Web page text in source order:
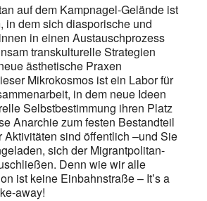
auf dem Kampnagel-Gelände ist
in dem sich diasporische und
in einen Austauschprozess
transkulturelle Strategien
ästhetische Praxen
Mikrokosmos ist ein Labor für
in dem neue Ideen
Selbstbestimmung ihren Platz
Anarchie zum festen Bestandteil
Aktivitäten sind öffentlich –und Sie
sich der Migrantpolitan-
Denn wie wir alle
ist keine Einbahnstraße – Itʼs a
away!